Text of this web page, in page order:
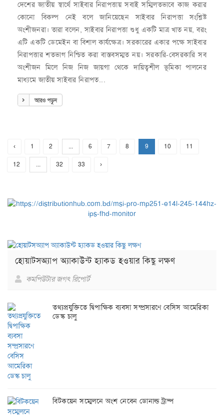
দেশের জাতীয় স্বার্থে সাইবার নিরাপত্তায় সবাই সম্মিলতভাবে কাজ করার
কোনো বিকল্প নেই বলে জানিয়েছেন সাইবার নিরাপত্তা সংশ্লিষ্ট
অংশীজনরা। তারা বলেন, সাইবার নিরাপত্তা শুধু একটি মাত্র খাত নয়, বরং
এটি একটি ডেমেইন বা বিশাল কার্যক্ষেত্র। সরকারের একার পক্ষে সাইবার
নিরাপত্তার শতভাগ নিশ্চিত করা বাস্তবসম্মত নয়। সরকারি-বেসরকারি সব
অংশীজন মিলে নিজ নিজ জায়গা থেকে দায়িত্বশীল ভূমিকা পালনের
মাধ্যমে জাতীয় সাইবার নিরাপত...
আরও পড়ুন
‹ 1 2 ... 6 7 8 9 10 11
12 ... 32 33 ›
হোয়াটসঅ্যাপ অ্যাকাউন্ট হ্যাকড হওয়ার কিছু লক্ষণ
কমপিউটার জগৎ রিপোর্ট
তথ্যপ্রযুক্তিতে দ্বিপাক্ষিক ব্যবসা সম্প্রসারণে বেসিস আমেরিকা
ডেস্ক চালু
বিটকয়েন সম্মেলনে অংশ নেবেন ডোনাল্ড ট্রাম্প